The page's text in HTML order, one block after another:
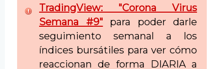
TradingView: "Corona Virus
Semana #9" para poder darle
seguimiento semanal a los
índices bursátiles para ver cómo
reaccionan de forma DIARIA a